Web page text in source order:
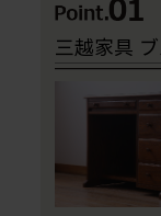
三越家具